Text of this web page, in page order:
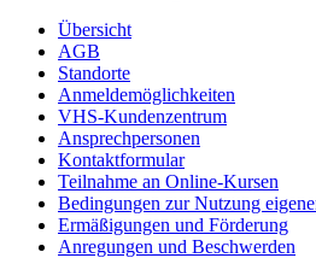
Übersicht
AGB
Standorte
Anmeldemöglichkeiten
VHS-Kundenzentrum
Ansprechpersonen
Kontaktformular
Teilnahme an Online-Kursen
Bedingungen zur Nutzung
Ermäßigungen und Förderung
Anregungen und Beschwerden